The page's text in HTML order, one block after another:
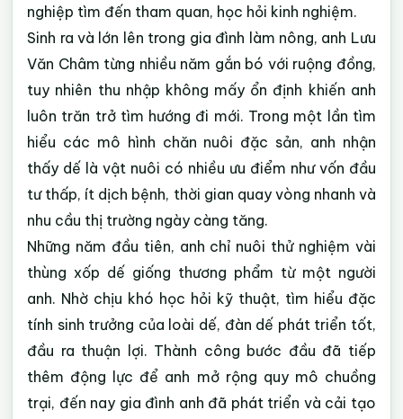
nghiệp tìm đến tham quan, học hỏi kinh nghiệm.
Sinh ra và lớn lên trong gia đình làm nông, anh Lưu
Văn Châm từng nhiều năm gắn bó với ruộng đồng,
tuy nhiên thu nhập không mấy ổn định khiến anh
luôn trăn trở tìm hướng đi mới. Trong một lần tìm
hiểu các mô hình chăn nuôi đặc sản, anh nhận
thấy dế là vật nuôi có nhiều ưu điểm như vốn đầu
tư thấp, ít dịch bệnh, thời gian quay vòng nhanh và
nhu cầu thị trường ngày càng tăng.
Những năm đầu tiên, anh chỉ nuôi thử nghiệm vài
thùng xốp dế giống thương phẩm từ một người
anh. Nhờ chịu khó học hỏi kỹ thuật, tìm hiểu đặc
tính sinh trưởng của loài dế, đàn dế phát triển tốt,
đầu ra thuận lợi. Thành công bước đầu đã tiếp
thêm động lực để anh mở rộng quy mô chuồng
trại, đến nay gia đình anh đã phát triển và cải tạo